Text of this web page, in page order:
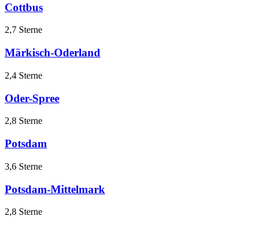
Cottbus
2,7 Sterne
Märkisch-Oderland
2,4 Sterne
Oder-Spree
2,8 Sterne
Potsdam
3,6 Sterne
Potsdam-Mittelmark
2,8 Sterne